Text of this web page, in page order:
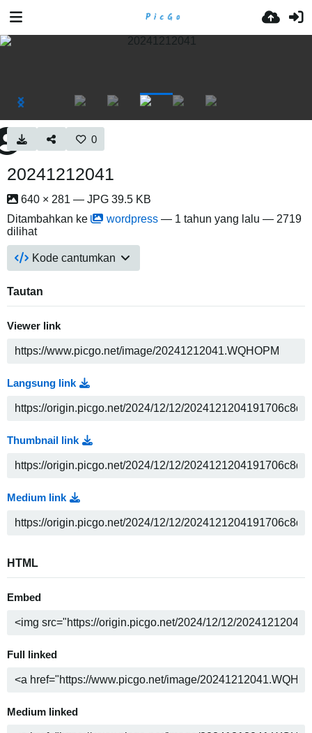
0
20241212041
640 × 281 — JPG 39.5 KB
Ditambahkan ke
wordpress — 1 tahun yang lalu — 2719
dilihat
Kode cantumkan
Tautan
Viewer link
Langsung link
Thumbnail link
Medium link
HTML
Embed
Full linked
Medium linked